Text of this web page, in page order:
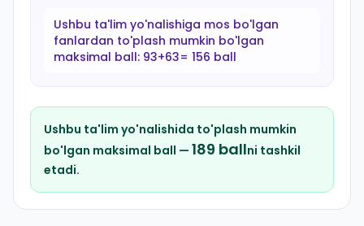
Ushbu ta'lim yo'nalishiga mos bo'lgan
fanlardan to'plash mumkin bo'lgan
maksimal ball: 93+63= 156 ball
Ushbu ta'lim yo'nalishida to'plash mumkin
bo'lgan maksimal ball — 189 ballni tashkil
etadi.